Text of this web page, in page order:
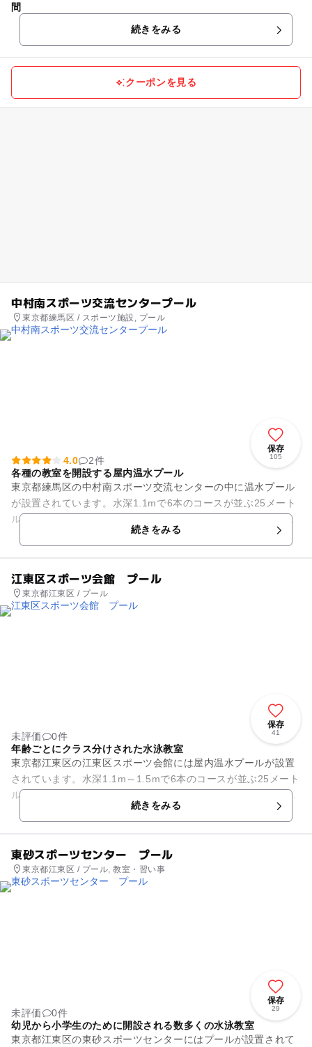
間
続きをみる
クーポンを見る
中村南スポーツ交流センタープール
東京都練馬区 / スポーツ施設, プール
保存
105
4.0
2件
各種の教室を開設する屋内温水プール
東京都練馬区の中村南スポーツ交流センターの中に温水プール
が設置されています。水深1.1mで6本のコースが並ぶ25メート
ルプール、幼児用プール、水深0.9mで1周17mの歩行専用プー
続きをみる
江東区スポーツ会館 プール
東京都江東区 / プール
保存
41
未評価
0件
年齢ごとにクラス分けされた水泳教室
東京都江東区の江東区スポーツ会館には屋内温水プールが設置
されています。水深1.1m～1.5mで6本のコースが並ぶ25メート
ルプールと、水深0.8～0.9mで縦横12.5m、7.4mの小プールを
続きをみる
東砂スポーツセンター プール
東京都江東区 / プール, 教室・習い事
保存
29
未評価
0件
幼児から小学生のために開設される数多くの水泳教室
東京都江東区の東砂スポーツセンターにはプールが設置されて